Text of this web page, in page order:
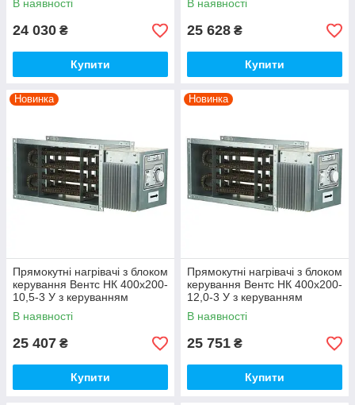
В наявності
24 030 ₴
Купити
В наявності
25 628 ₴
Купити
Новинка
Прямокутні нагрівачі з блоком
керування Вентс НК 400х200-
10,5-3 У з керуванням
В наявності
25 407 ₴
Купити
Новинка
Прямокутні нагрівачі з блоком
керування Вентс НК 400х200-
12,0-3 У з керуванням
В наявності
25 751 ₴
Купити